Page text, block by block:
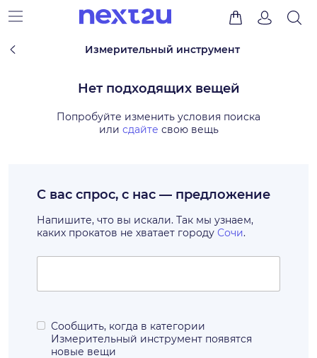
Измерительный инструмент
Нет подходящих вещей
Попробуйте изменить условия поиска
или сдайте свою вещь
С вас спрос, с нас — предложение
Напишите, что вы искали. Так мы узнаем,
каких прокатов не хватает городу Сочи.
Сообщить, когда в категории
Измерительный инструмент появятся
новые вещи